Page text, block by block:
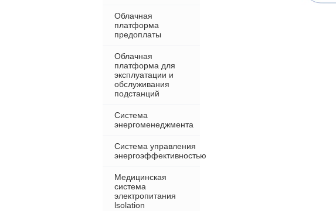
Облачная
платформа
предоплаты
Облачная
платформа для
эксплуатации и
обслуживания
подстанций
Система
энергоменеджмента
Система управления
энергоэффективностью
Медицинская
система
электропитания
lsolation